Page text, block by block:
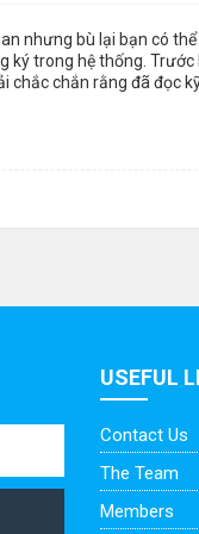
nhưng bù lại bạn có
trong hệ thống. Trước
chắc chắn rằng đã đọc
USEFUL
Contact Us
The Team
Members